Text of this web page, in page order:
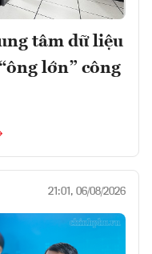
tâm dữ liệu
lớn” công
21:01, 06/08/2026